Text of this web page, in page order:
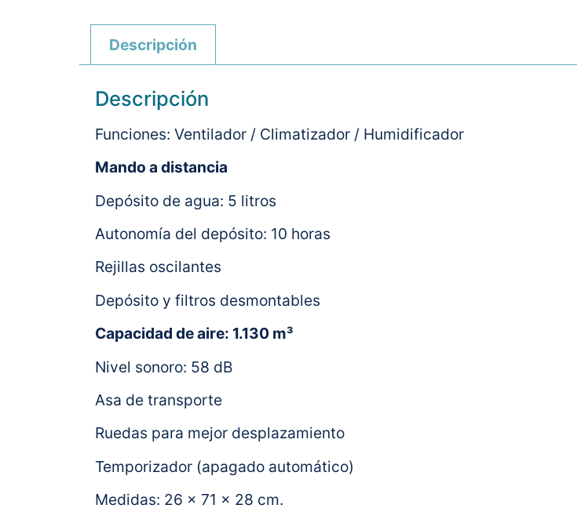
Descripción
Descripción
Funciones: Ventilador / Climatizador / Humidificador
Mando a distancia
Depósito de agua: 5 litros
Autonomía del depósito: 10 horas
Rejillas oscilantes
Depósito y filtros desmontables
Capacidad de aire: 1.130 m³
Nivel sonoro: 58 dB
Asa de transporte
Ruedas para mejor desplazamiento
Temporizador (apagado automático)
Medidas: 26 x 71 x 28 cm.